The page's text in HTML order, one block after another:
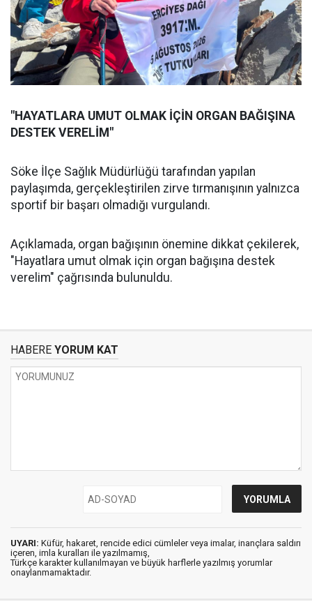
"HAYATLARA UMUT OLMAK İÇİN ORGAN BAĞIŞINA
DESTEK VERELİM"
Söke İlçe Sağlık Müdürlüğü tarafından yapılan
paylaşımda, gerçekleştirilen zirve tırmanışının yalnızca
sportif bir başarı olmadığı vurgulandı.
Açıklamada, organ bağışının önemine dikkat çekilerek,
"Hayatlara umut olmak için organ bağışına destek
verelim" çağrısında bulunuldu.
HABERE YORUM KAT
UYARI: Küfür, hakaret, rencide edici cümleler veya imalar, inançlara saldırı
içeren, imla kuralları ile yazılmamış,
Türkçe karakter kullanılmayan ve büyük harflerle yazılmış yorumlar
onaylanmamaktadır.